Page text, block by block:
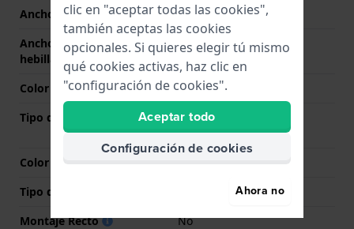
Ancho de las asas
12 mm
Ancho de correa en la
hebilla
20 mm
Color de correa
Plateado
Tipo de cierre
Cierre de mariposa con
botones
Color del cierre
Plateado
Tipo de montaje
Tornillo de montura
Montaje Recto
No
clic en "aceptar todas las cookies",
también aceptas las cookies
opcionales. Si quieres elegir tú mismo
qué cookies activas, haz clic en
"configuración de cookies".
Aceptar todo
Configuración de cookies
Ahora no